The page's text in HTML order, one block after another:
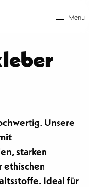
Menü
Unsere
starken
ethischen
Ideal für